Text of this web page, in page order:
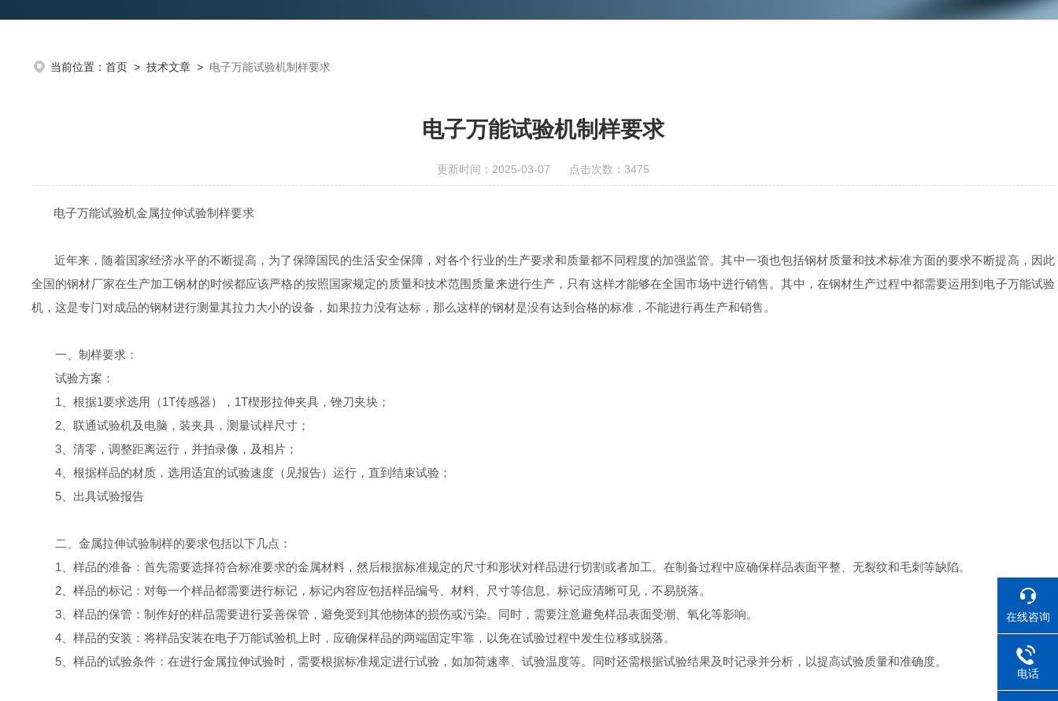
当前位置： 首页 > 技术文章 > 电子万能试验机制样要求
电子万能试验机制样要求
更新时间：2025-03-07 点击次数：3475
电子万能试验机金属拉伸试验制样要求
近年来，随着国家经济水平的不断提高，为了保障国民的生活安全保障，对各个行业的生产要求和质量都不同程度的加强监管。其中一项也包括钢材质量和技术标准方面的要求不断提高，因此
全国的钢材厂家在生产加工钢材的时候都应该严格的按照国家规定的质量和技术范围质量来进行生产，只有这样才能够在全国市场中进行销售。其中，在钢材生产过程中都需要运用到电子万能试验
机，这是专门对成品的钢材进行测量其拉力大小的设备，如果拉力没有达标，那么这样的钢材是没有达到合格的标准，不能进行再生产和销售。
一、制样要求：
试验方案：
1、根据1要求选用（1T传感器），1T楔形拉伸夹具，锉刀夹块；
2、联通试验机及电脑，装夹具，测量试样尺寸；
3、清零，调整距离运行，并拍录像，及相片；
4、根据样品的材质，选用适宜的试验速度（见报告）运行，直到结束试验；
5、出具试验报告
二、金属拉伸试验制样的要求包括以下几点：
1、样品的准备：首先需要选择符合标准要求的金属材料，然后根据标准规定的尺寸和形状对样品进行切割或者加工。在制备过程中应确保样品表面平整、无裂纹和毛刺等缺陷。
2、样品的标记：对每一个样品都需要进行标记，标记内容应包括样品编号、材料、尺寸等信息。标记应清晰可见，不易脱落。
3、样品的保管：制作好的样品需要进行妥善保管，避免受到其他物体的损伤或污染。同时，需要注意避免样品表面受潮、氧化等影响。
4、样品的安装：将样品安装在电子万能试验机上时，应确保样品的两端固定牢靠，以免在试验过程中发生位移或脱落。
5、样品的试验条件：在进行金属拉伸试验时，需要根据标准规定进行试验，如加荷速率、试验温度等。同时还需根据试验结果及时记录并分析，以提高试验质量和准确度。
在线咨询
电话